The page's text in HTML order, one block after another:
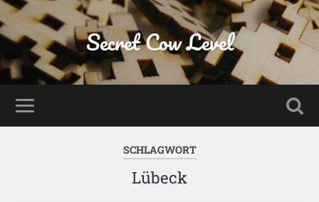
Secret Cow Level
SCHLAGWORT
Lübeck